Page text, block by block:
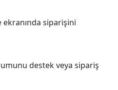
siparişini
destek veya sipariş